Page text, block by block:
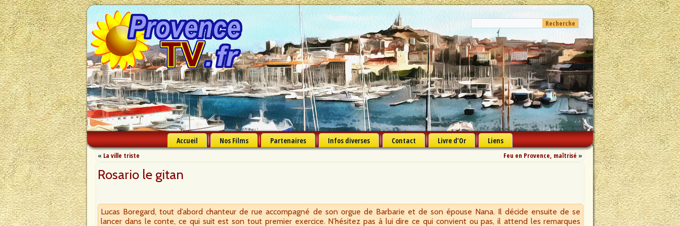
Accueil Nos Films Partenaires Infos diverses Contact Livre d’Or Liens
« La ville triste Feu en Provence, maîtrisé »
Rosario le gitan
Lucas Boregard, tout d’abord chanteur de rue accompagné de son orgue de Barbarie et de son épouse Nana. Il décide ensuite de se
lancer dans le conte, ce qui suit est son tout premier exercice. N’hésitez pas à lui dire ce qui convient ou pas, il attend les remarques